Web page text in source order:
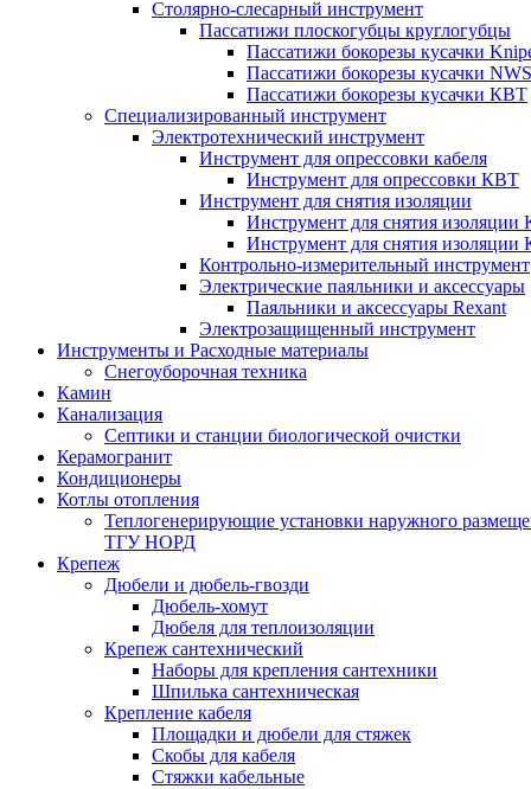
Столярно-слесарный инструмент
Пассатижи плоскогубцы круглогубцы
Пассатижи бокорезы кусачки
Пассатижи бокорезы кусачки NWS
Пассатижи бокорезы кусачки КВТ
Специализированный инструмент
Электротехнический инструмент
Инструмент для опрессовки кабеля
Инструмент для опрессовки КВТ
Инструмент для снятия изоляции
Инструмент для снятия изоляции
Инструмент для снятия
Контрольно-измерительный инструмент
Электрические паяльники и аксессуары
Паяльники и аксессуары Rexant
Электрозащищенный инструмент
Инструменты и Расходные материалы
Снегоуборочная техника
Камин
Канализация
Септики и станции биологической очистки
Керамогранит
Кондиционеры
Котлы отопления
Теплогенерирующие установки наружного
ТГУ НОРД
Крепеж
Дюбели и дюбель-гвозди
Дюбель-хомут
Дюбеля для теплоизоляции
Крепеж сантехнический
Наборы для крепления сантехники
Шпилька сантехническая
Крепление кабеля
Площадки и дюбели для стяжек
Скобы для кабеля
Стяжки кабельные